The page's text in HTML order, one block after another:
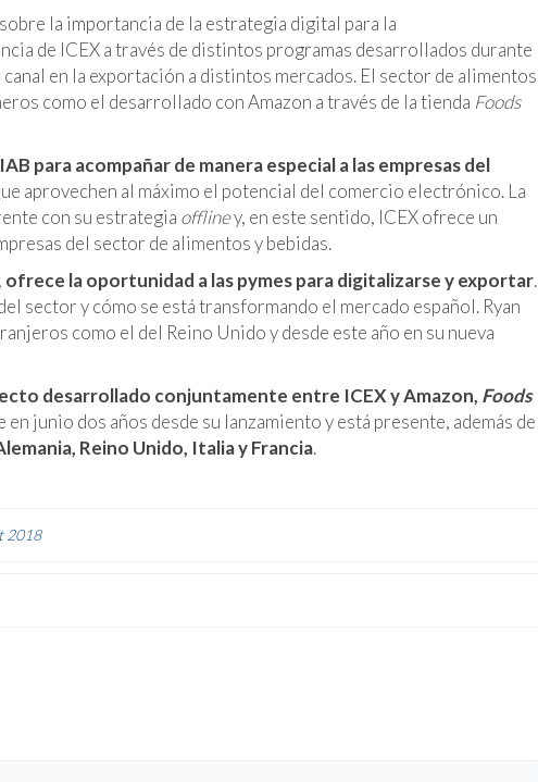
la importancia de la estrategia digital para la
de ICEX a través de distintos programas desarrollados durante
en la exportación a distintos mercados. El sector de alimentos
como el desarrollado con Amazon a través de la tienda Foods
para acompañar de manera especial a las empresas del
aprovechen al máximo el potencial del comercio electrónico. La
con su estrategia offliney, en este sentido, ICEX ofrece un
del sector de alimentos y bebidas.
ofrece la oportunidad a las pymes para digitalizarse y exportar.
sector y cómo se está transformando el mercado español. Ryan
como el del Reino Unido y desde este año en su nueva
desarrollado conjuntamente entre ICEX y Amazon, Foods
en junio dos años desde su lanzamiento y está presente, además de
Reino Unido, Italia y Francia.
2018